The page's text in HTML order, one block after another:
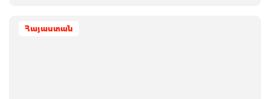
Հայաստան